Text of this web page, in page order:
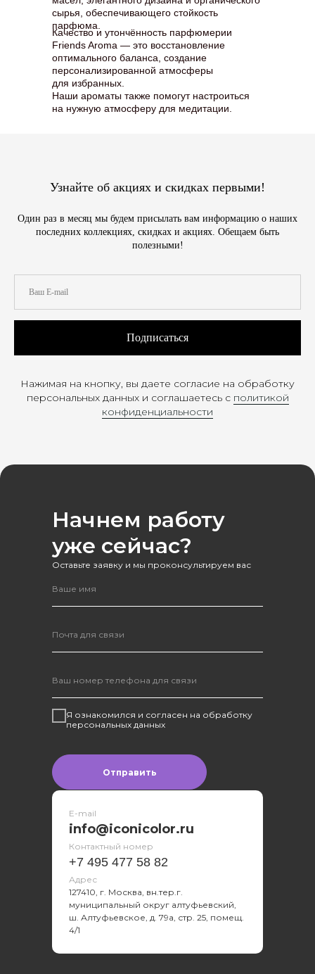
сырья, обеспечивающего стойкость
парфюма.
Качество и утончённость парфюмерии
Friends Aroma — это восстановление
оптимального баланса, создание
персонализированной атмосферы
для избранных.
Наши ароматы также помогут настроиться
на нужную атмосферу для медитации.
Узнайте об акциях и скидках первыми!
Один раз в месяц мы будем присылать вам информацию о наших
последних коллекциях, скидках и акциях. Обещаем быть
полезными!
Подписаться
Нажимая на кнопку, вы даете согласие на обработку
персональных данных и соглашаетесь c политикой
конфиденциальности
Начнем работу
уже сейчас?
Оставьте заявку и мы проконсультируем вас
Я ознакомился и согласен на обработку
персональных данных
Отправить
E-mail
info@iconicolor.ru
Контактный номер
+7 495 477 58 82
Адрес
127410, г. Москва, вн.тер.г.
муниципальный округ алтуфьевский,
ш. Алтуфьевское, д. 79а, стр. 25, помещ.
4/1
Оставить заявку